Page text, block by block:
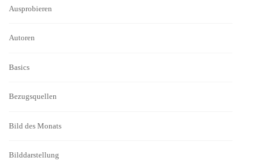
Ausprobieren
Autoren
Basics
Bezugsquellen
Bild des Monats
Bilddarstellung